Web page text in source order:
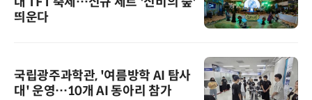
띄운다
국립광주과학관, '여름방학 AI 탐사
대' 운영…10개 AI 동아리 참가